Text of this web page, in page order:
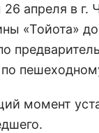
апреля в г.
«Тойота»
момент